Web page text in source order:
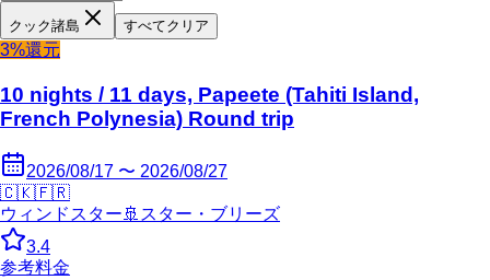
クック諸島 すべてクリア
3%還元
10 nights / 11 days, Papeete (Tahiti Island,
French Polynesia) Round trip
2026/08/17 〜 2026/08/27
🇨🇰🇫🇷
ウィンドスター 🚢 スター・ブリーズ
3.4
参考料金